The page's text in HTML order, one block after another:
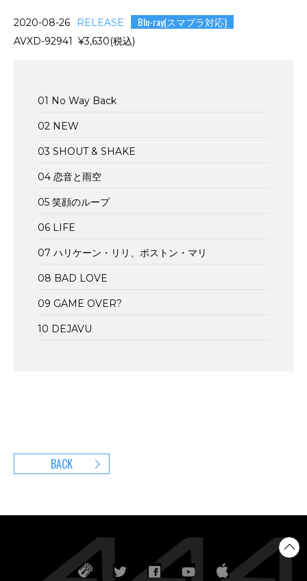
2020-08-26 RELEASE Blu-ray(スマプラ対応)
AVXD-92941 ¥3,630(税込)
01 No Way Back
02 NEW
03 SHOUT & SHAKE
04 恋音と雨空
05 笑顔のループ
06 LIFE
07 ハリケーン・リリ、ボストン・マリ
08 BAD LOVE
09 GAME OVER?
10 DEJAVU
BACK